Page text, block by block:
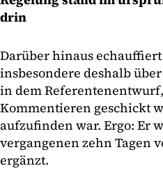
drin
Darüber hinaus
insbesondere deshalb
in dem
Kommentieren geschickt
aufzufinden war. Ergo: Er
vergangenen zehn Tagen
ergänzt.